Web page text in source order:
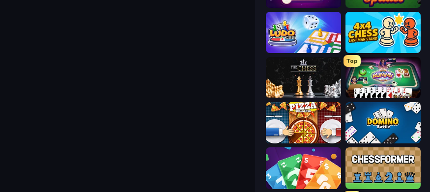
Spades
Ludo Club 4x4 Chess: Last Man Stand
The Chess
Top
Gin Rummy Mania
Pizza Challenge Domino Battle
Foono Online Multiplayer Chessformer